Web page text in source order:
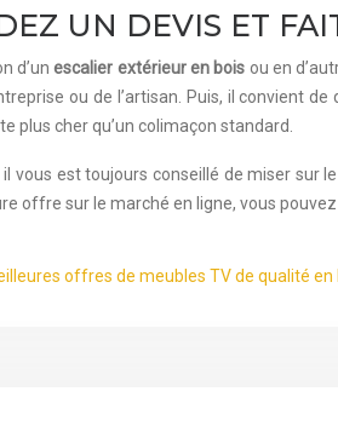
UN DEVIS ET
d’unescalier extérieur en bois ou en
ou de l’artisan. Puis, il convient
plus cher qu’un colimaçon standard.
il vous est toujours conseillé de miser
offre sur le marché en ligne, vous
offres de meubles TV de qualité en